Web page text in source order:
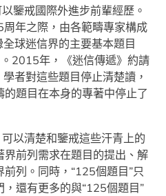
鑒戒國際外進步前輩經歷。
年之際，由各範疇專家構成
球迷信界的主要基本題目
。2015年，《迷信傳遞》約請
者對這些題目停止清楚讀，
題目在本身的專著中停止了
以清楚和鑒戒這些汗青上的
前列需求在題目的提出、解
列。同時，“125個題目”只
還有更多的與“125個題目”